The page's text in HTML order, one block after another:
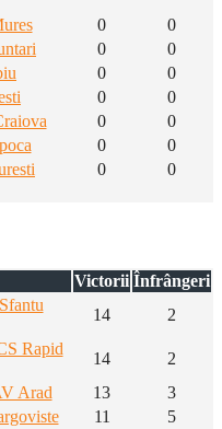
0
0
0
0
0
0
0
0
0
0
0
0
0
0
Victorii Înfrângeri
14 2
Rapid
14
2
Arad 13
3
11
5